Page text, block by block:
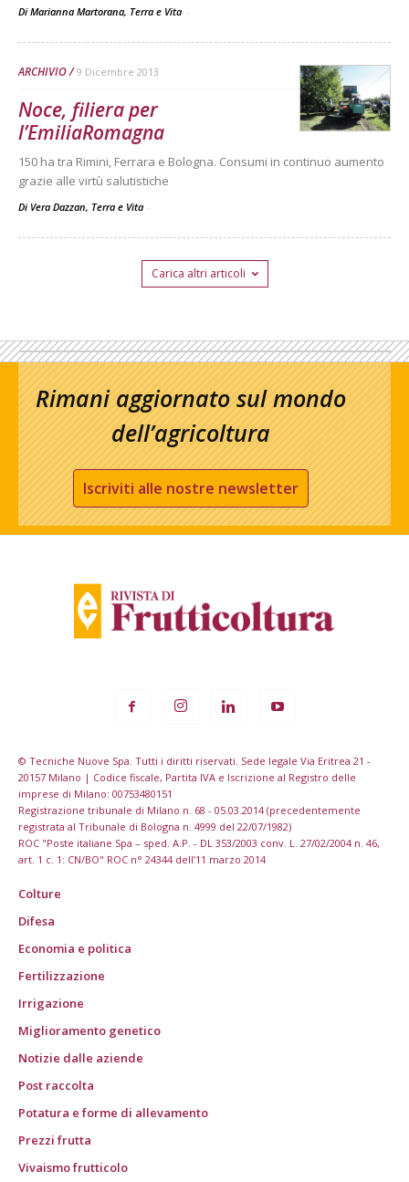
Di Marianna Martorana, Terra e Vita -
ARCHIVIO 9 Dicembre 2013
Noce, filiera per
l’EmiliaRomagna
150 ha tra Rimini, Ferrara e Bologna. Consumi in continuo aumento
grazie alle virtù salutistiche
Di Vera Dazzan, Terra e Vita -
Carica altri articoli
Rimani aggiornato sul mondo
dell’agricoltura
Iscriviti alle nostre newsletter
© Tecniche Nuove Spa. Tutti i diritti riservati. Sede legale Via Eritrea 21 -
20157 Milano | Codice fiscale, Partita IVA e Iscrizione al Registro delle
imprese di Milano: 00753480151
Registrazione tribunale di Milano n. 68 - 05.03.2014 (precedentemente
registrata al Tribunale di Bologna n. 4999 del 22/07/1982)
ROC "Poste italiane Spa – sped. A.P. - DL 353/2003 conv. L. 27/02/2004 n. 46,
art. 1 c. 1: CN/BO" ROC n° 24344 dell’11 marzo 2014
Colture
Difesa
Economia e politica
Fertilizzazione
Irrigazione
Miglioramento genetico
Notizie dalle aziende
Post raccolta
Potatura e forme di allevamento
Prezzi frutta
Vivaismo frutticolo